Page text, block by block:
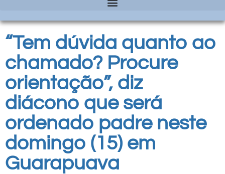
“Tem dúvida quanto ao
chamado? Procure
orientação”, diz
diácono que será
ordenado padre neste
domingo (15) em
Guarapuava